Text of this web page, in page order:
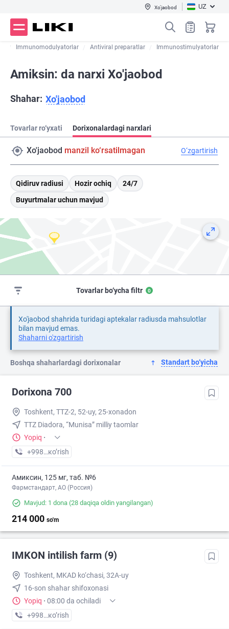
Xo'jaobod UZ
Immunomodulyatorlar Antiviral preparatlar Immunostimulyatorlar
Amiksin: da narxi Xo'jaobod
Shahar: Xo'jaobod
Tovarlar ro‘yxati Dorixonalardagi narxlari
Xo'jaobod manzil ko‘rsatilmagan O‘zgartirish
Qidiruv radiusi Hozir ochiq
24/7
Buyurtmalar uchun mavjud
Tovarlar bo‘ycha filtr 0
Xo'jaobod shahrida turidagi aptekalar radiusda mahsulotlar
bilan mavjud emas.
Shaharni o'zgartirish
Boshqa shaharlardagi dorixonalar Standart bo‘yicha
Dorixona 700
Toshkent, TTZ-2, 52-uy, 25-xonadon
TTZ Diadora, “Munisa” milliy taomlar
Yopiq ·
+998 (50) XXX-XX-XX
кo’rish
Амиксин, 125 мг, таб. №6
Фармстандарт, АО (Россия)
Mavjud: 1 dona (28 daqiqa oldin yangilangan)
214 000 so'm
IMKON intilish farm (9)
Toshkent, MKAD ko‘chasi, 32A-uy
16-son shahar shifoxonasi
Yopiq · 08:00 da ochiladi
+998 (93) XXX-XX-XX
кo’rish